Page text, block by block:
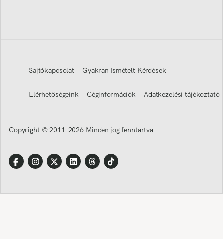
Sajtókapcsolat Gyakran Ismételt Kérdések
Elérhetőségeink Céginformációk Adatkezelési tájékoztató
Copyright © 2011-2026 Minden jog fenntartva